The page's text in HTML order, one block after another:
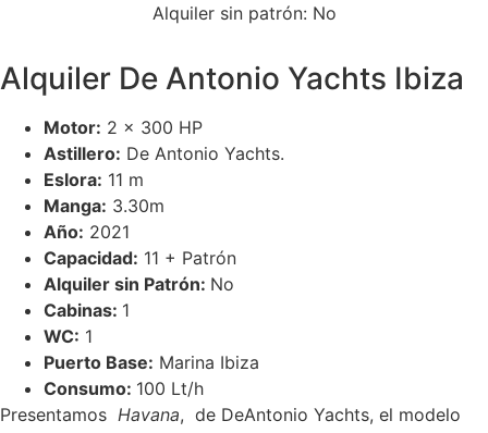
Alquiler sin patrón: No
Alquiler De Antonio Yachts Ibiza
Motor: 2 x 300 HP
Astillero: De Antonio Yachts.
Eslora: 11 m
Manga: 3.30m
Año: 2021
Capacidad: 11 + Patrón
Alquiler sin Patrón: No
Cabinas: 1
WC: 1
Puerto Base: Marina Ibiza
Consumo: 100 Lt/h
Presentamos Havana, de DeAntonio Yachts, el modelo